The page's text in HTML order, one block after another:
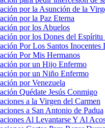
por la Asunción de la
por la Paz Eterna
por los Abuelos
por los Dones del Espíritu
Por Los Santos
Por Mis Hermanos
por un Hijo Enfermo
por un Niño Enfermo
por Venezuela
Quédate Jesús Conmigo
a la Virgen del Carmen
a San Antonio de Padua
Al Levantarse Y Al